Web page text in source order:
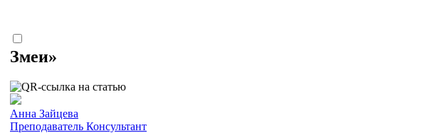
Змеи»
Анна Зайцева
Преподаватель Консультант